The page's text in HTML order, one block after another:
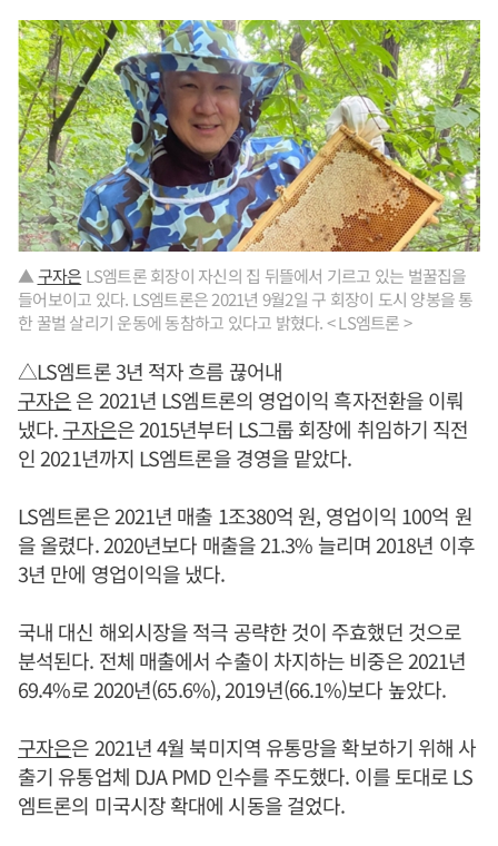
▲구자은 LS엠트론 회장이 자신의 집 뒤뜰에서 기르고 있는 벌꿀집을
들어보이고 있다. LS엠트론은 2021년 9월2일 구 회장이 도시 양봉을 통
한 꿀벌 살리기 운동에 동참하고 있다고 밝혔다. < LS엠트론 >
△LS엠트론 3년 적자 흐름 끊어내
구자은은 2021년 LS엠트론의 영업이익 흑자전환을 이뤄
냈다.구자은은 2015년부터 LS그룹 회장에 취임하기 직전
인 2021년까지 LS엠트론을 경영을 맡았다.
LS엠트론은 2021년 매출 1조380억 원, 영업이익 100억 원
을 올렸다. 2020년보다 매출을 21.3% 늘리며 2018년 이후
3년 만에 영업이익을 냈다.
국내 대신 해외시장을 적극 공략한 것이 주효했던 것으로
분석된다. 전체 매출에서 수출이 차지하는 비중은 2021년
69.4%로 2020년(65.6%), 2019년(66.1%)보다 높았다.
구자은은 2021년 4월 북미지역 유통망을 확보하기 위해 사
출기 유통업체 DJA PMD 인수를 주도했다. 이를 토대로 LS
엠트론의 미국시장 확대에 시동을 걸었다.